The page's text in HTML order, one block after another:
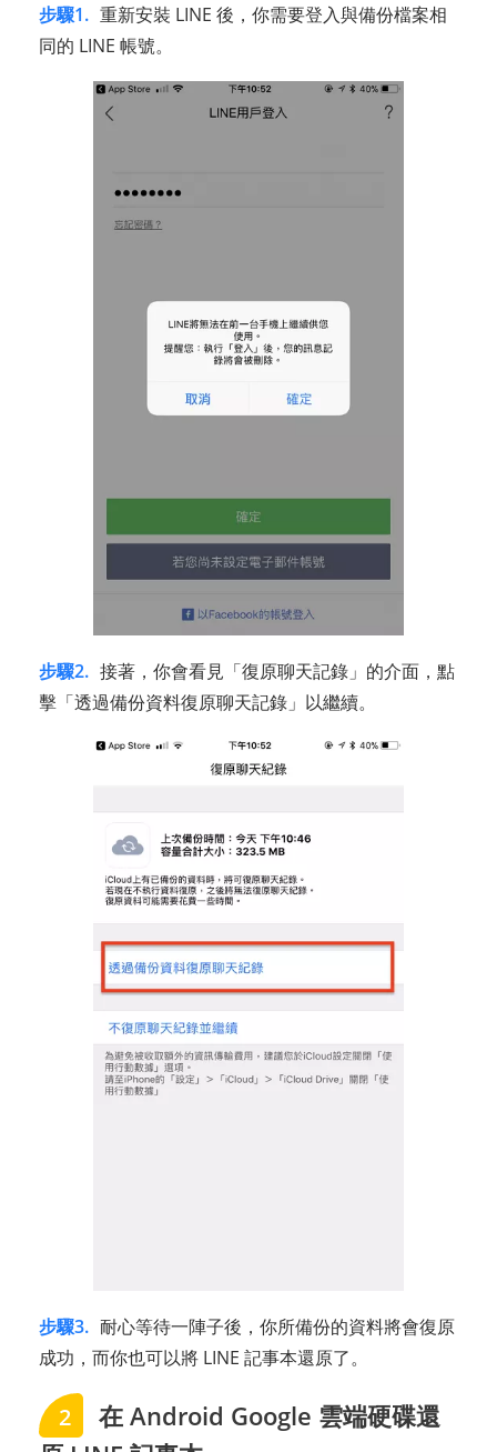
步驟1. 重新安裝 LINE 後，你需要登入與備份檔案相
同的 LINE 帳號。
步驟2. 接著，你會看見「復原聊天記錄」的介面，點
擊「透過備份資料復原聊天記錄」以繼續。
步驟3. 耐心等待一陣子後，你所備份的資料將會復原
成功，而你也可以將 LINE 記事本還原了。
2
在 Android Google 雲端硬碟還